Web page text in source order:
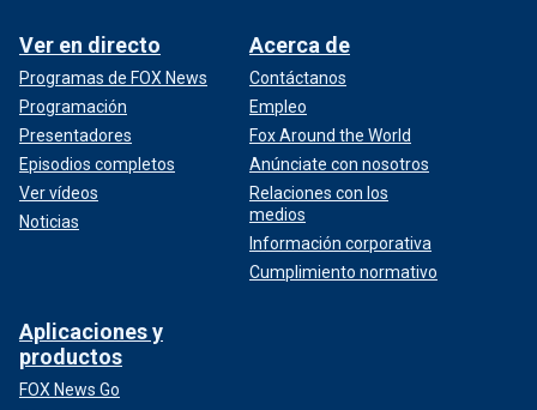
Ver en directo
Programas de FOX News
Programación
Presentadores
Episodios completos
Ver vídeos
Noticias
Acerca de
Contáctanos
Empleo
Fox Around the World
Anúnciate con nosotros
Relaciones con los
medios
Información corporativa
Cumplimiento normativo
Aplicaciones y
productos
FOX News Go